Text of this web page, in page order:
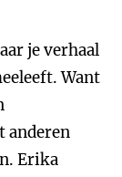
je verhaal
Want
anderen
Erika